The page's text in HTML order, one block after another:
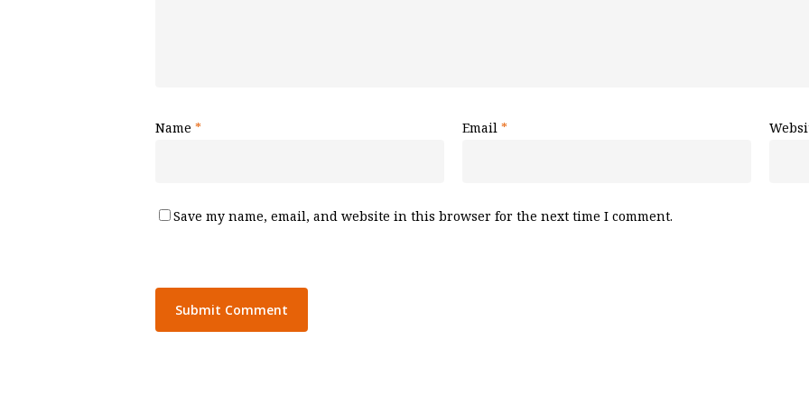
Name * Email *
Save my name, email, and website in this browser for the next time I comment.